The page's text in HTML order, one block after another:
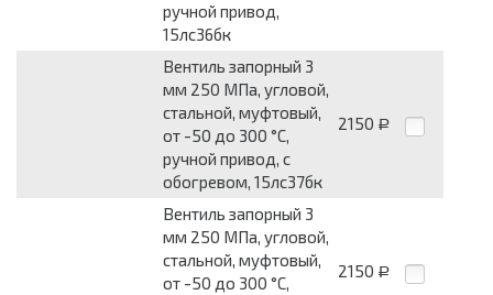
ручной привод,
15лс36бк
Вентиль запорный 3
мм 250 МПа, угловой,
стальной, муфтовый,
от -50 до 300 °С,
ручной привод, с
обогревом, 15лс37бк
2150 Р
Вентиль запорный 3
мм 250 МПа, угловой,
стальной, муфтовый,
от -50 до 300 °С,
2150 Р